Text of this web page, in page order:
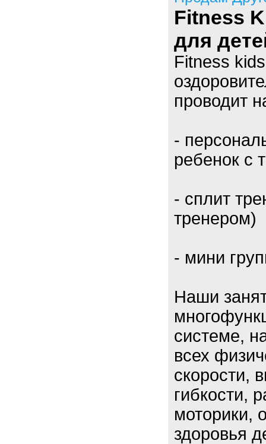
Fitness
для
Fitness
проводит
-
ребенок с
- сплит
тренером)
- мини
Наши
системе,
всех
скорости,
гибкости,
моторики,
здоровья